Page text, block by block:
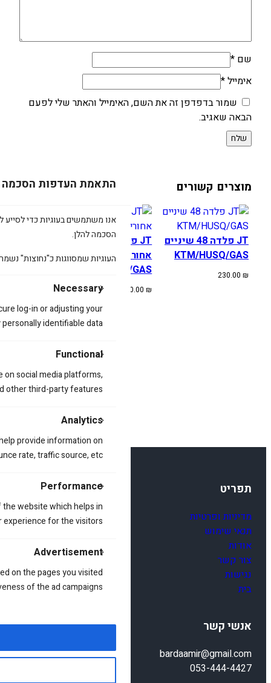
התאמת העדפות הסכמה
אנו משתמשים בעוגיות כדי לסייע
הסכמה להלן.
העוגיות שמסווגות כ"נחוצות"
Necessary
log-in or adjusting your
identifiable data.
Functional
social media platforms,
other third-party features.
Analytics
provide information on
rate, traffic source, etc.
Performance
website which helps in
for the visitors.
Advertisement
on the pages you visited
of the ad campaigns.
שם *
אימייל*
שמור בדפדפן זה את השם, האימייל והאתר שלי לפעם
הבאה שאגיב.
מוצרים קשורים
JT פלדה 48 שיניים
KTM/HUSQ/GAS
230.00 ₪
JT פלדה 50 שיניים
אחורי
KTM/HUSQ/GAS
230.00₪
HUSQ/GAS
תפריט
מדיניות ופרטיות
תנאי שימוש
אודות
צור קשר
נגישות
בית
אנשי קשר
bardaamir@gmail.com
053-444-4427